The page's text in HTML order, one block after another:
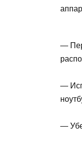
—
—
—